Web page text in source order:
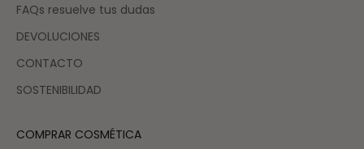
FAQs resuelve tus dudas
DEVOLUCIONES
CONTACTO
SOSTENIBILIDAD
COMPRAR COSMÉTICA